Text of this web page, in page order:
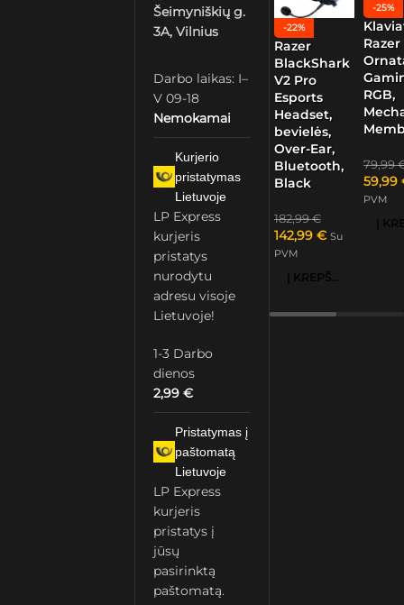
Šeimyniškių g.
3A, Vilnius
Darbo laikas: I–
V 09-18
Nemokamai
Kurjerio
pristatymas
Lietuvoje
LP Express
kurjeris
pristatys
nurodytu
adresu visoje
Lietuvoje!
1-3 Darbo
dienos
2,99€
Pristatymas į
paštomatą
Lietuvoje
LP Express
kurjeris
pristatys į
jūsų
pasirinktą
paštomatą.
-22%
Razer
BlackShark
V2 Pro
Esports
Headset,
bevielės,
Over-Ear,
Bluetooth,
Black
182,99€
142,99 € Su
PVM
Į KREPŠELĮ
-25%
Razer
RGB,
79,99
59,99
PVM